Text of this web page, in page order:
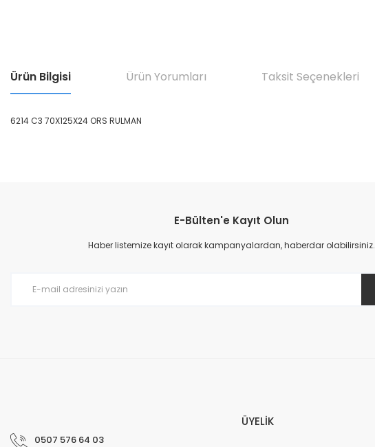
Ürün Bilgisi Ürün Yorumları Taksit Seçenekleri
6214 C3 70X125X24 ORS RULMAN
Ürün resmi kalitesiz, bozuk veya görüntülenemiyor.
Ürün açıklamasında eksik bilgiler bulunuyor.
E-Bülten'e Kayıt Olun
Haber listemize kayıt olarak kampanyalardan, haberdar olabilirsiniz.
0507 576 64 03
ÜYELİK